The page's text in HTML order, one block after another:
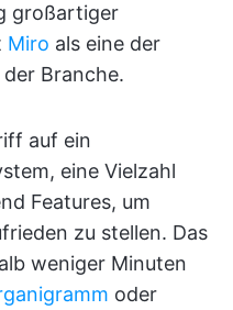
großartiger
Miro als eine der
Branche.
auf ein
eine Vielzahl
Features, um
zu stellen. Das
weniger Minuten
oder